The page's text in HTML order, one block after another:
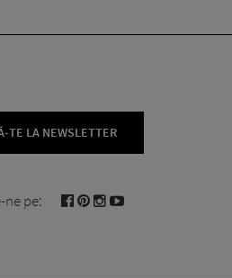
TE LA NEWSLETTER
ne pe: